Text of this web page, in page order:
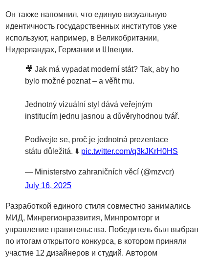
Он также напомнил, что единую визуальную
идентичность государственных институтов уже
используют, например, в Великобритании,
Нидерландах, Германии и Швеции.
🎥 Jak má vypadat moderní stát? Tak, aby ho
bylo možné poznat – a věřit mu.
Jednotný vizuální styl dává veřejným
institucím jednu jasnou a důvěryhodnou tvář.
Podívejte se, proč je jednotná prezentace
státu důležitá. ⬇️ pic.twitter.com/q3kJKrH0HS
— Ministerstvo zahraničních věcí (@mzvcr)
July 16, 2025
Разработкой единого стиля совместно занимались
МИД, Минрегионразвития, Минпромторг и
управление правительства. Победитель был выбран
по итогам открытого конкурса, в котором приняли
участие 12 дизайнеров и студий. Автором